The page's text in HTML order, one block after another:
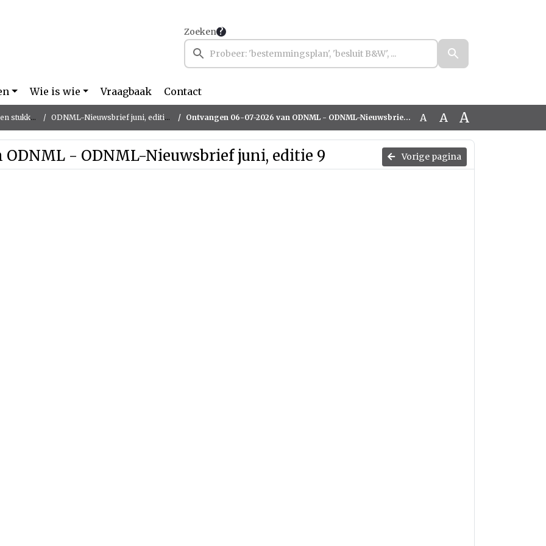
Zoeken
Wie is wie Vraagbaak Contact
stukken ODNML-Nieuwsbrief juni, editie 9 Ontvangen 06-07-2026 van ODNML - ODNML-Nieuwsbrief juni, editie 9 A A A
Vorige pagina
ODNML - ODNML-Nieuwsbrief juni, editie 9